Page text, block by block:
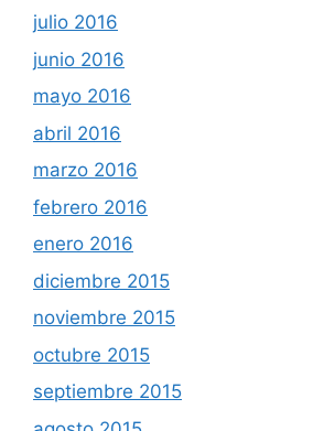
julio 2016
junio 2016
mayo 2016
abril 2016
marzo 2016
febrero 2016
enero 2016
diciembre 2015
noviembre 2015
octubre 2015
septiembre 2015